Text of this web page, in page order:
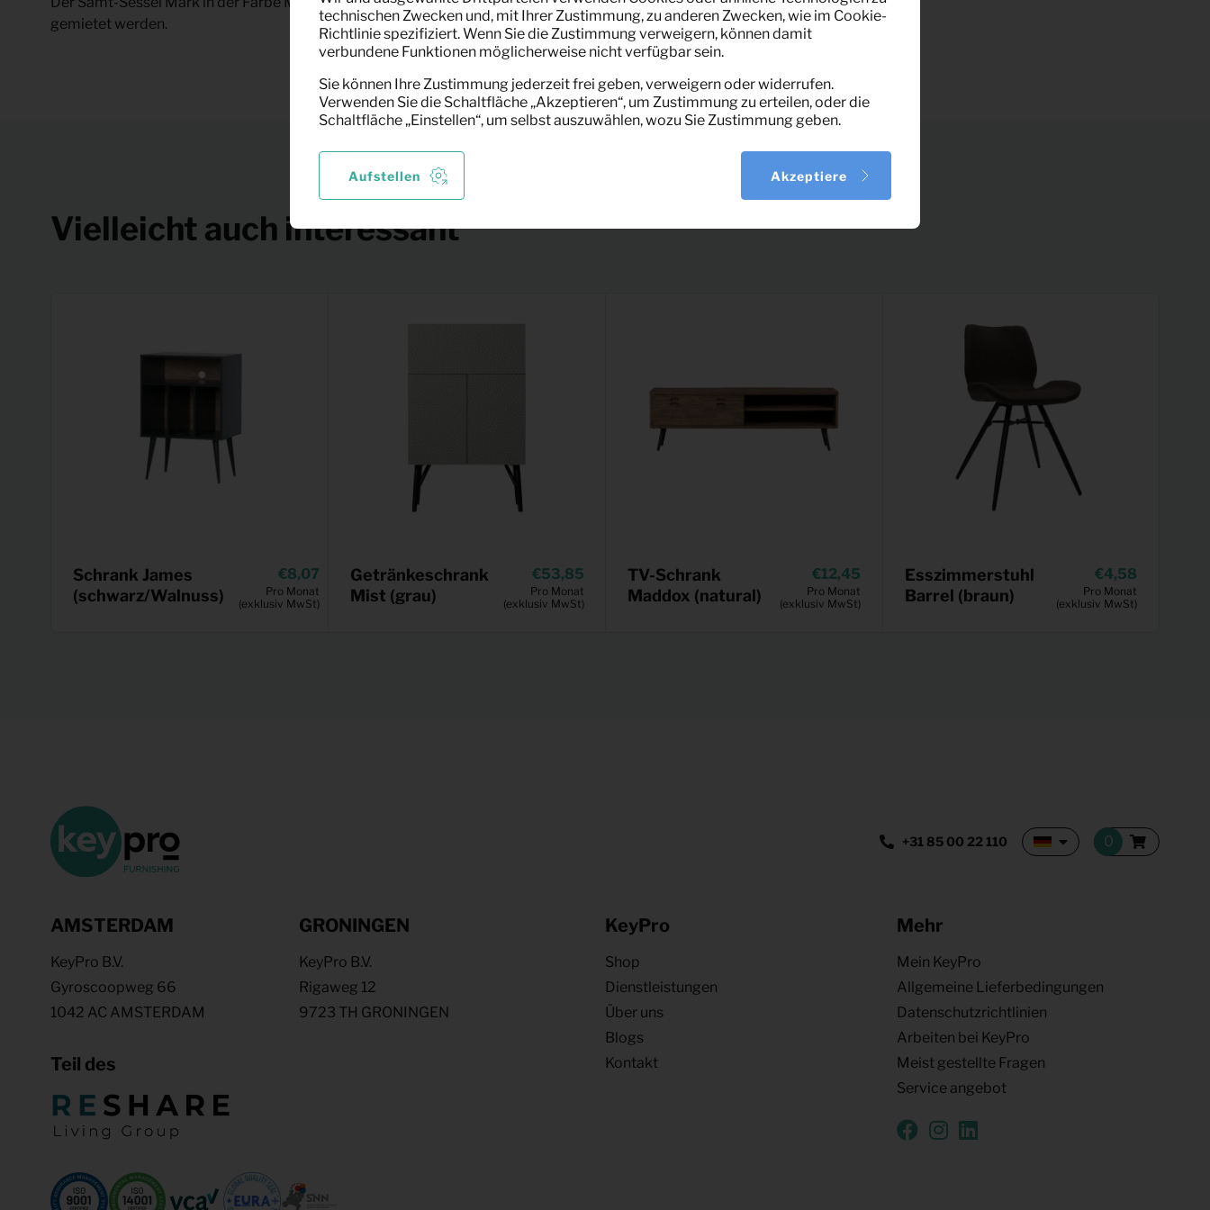
gemietet werden.
Vielleicht auch interessant
Schrank James
(schwarz/Walnuss)
8,07
Pro Monat
(exklusiv MwSt)
Getränkeschrank
Mist (grau)
53,85
Pro Monat
(exklusiv MwSt)
TV-Schrank
Maddox (natural)
12,45
Pro Monat
(exklusiv MwSt)
Esszimmerstuhl
Barrel (braun)
4,58
Pro Monat
(exklusiv MwSt)
+31 85 00 22 110
AMSTERDAM
KeyPro B.V.
Gyroscoopweg 66
1042 AC AMSTERDAM
GRONINGEN
KeyPro B.V.
Rigaweg 12
9723 TH GRONINGEN
KeyPro
Shop
Dienstleistungen
Über uns
Blogs
Kontakt
Mehr
Mein KeyPro
Allgemeine Lieferbedingungen
Datenschutzrichtlinien
Arbeiten bei KeyPro
Meist gestellte Fragen
Service angebot
Teil des
technischen Zwecken und, mit Ihrer Zustimmung, zu anderen Zwecken, wie im Cookie-
Richtlinie spezifiziert. Wenn Sie die Zustimmung verweigern, können damit
verbundene Funktionen möglicherweise nicht verfügbar sein.
Sie können Ihre Zustimmung jederzeit frei geben, verweigern oder widerrufen.
Verwenden Sie die Schaltfläche „Akzeptieren“, um Zustimmung zu erteilen, oder die
Schaltfläche „Einstellen“, um selbst auszuwählen, wozu Sie Zustimmung geben.
Aufstellen Akzeptiere